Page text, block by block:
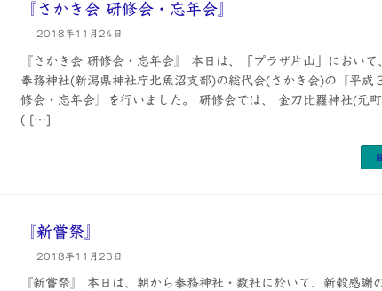
『さかき会 研修会・忘年会』
2018年11月24日
『さかき会 研修会・忘年会』 本日は、「プラザ片山」において
奉務神社(新潟県神社庁北魚沼支部)の総代会(さかき会)の『平成
修会・忘年会』を行いました。 研修会では、 金刀比羅神社(元
( […]
『新嘗祭』
2018年11月23日
『新嘗祭』 本日は、朝から奉務神社・数社に於いて、新穀感謝